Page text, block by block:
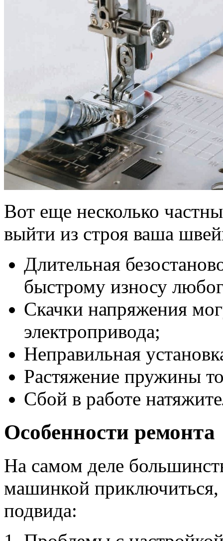
Вот еще несколько
выйти из строя ваша
Длительная
быстрому износу
Скачки напряжения
электропривода;
Неправильная
Растяжение пружины
Сбой в работе
Особенности ремонта
На самом деле
машинкой приключиться,
подвида: